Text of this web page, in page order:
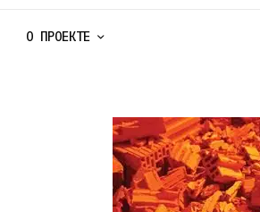
О ПРОЕКТЕ